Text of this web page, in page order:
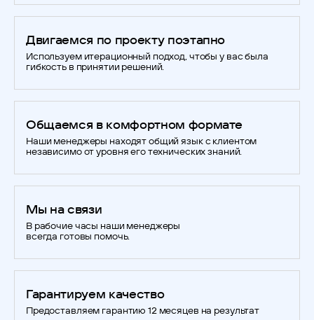
Двигаемся по проекту поэтапно
Используем итерационный подход, чтобы у вас была
гибкость в принятии решений.
Общаемся в комфортном формате
Наши менеджеры находят общий язык с клиентом
независимо от уровня его технических знаний.
Мы на связи
В рабочие часы наши менеджеры
всегда готовы помочь.
Гарантируем качество
Предоставляем гарантию 12 месяцев на результат